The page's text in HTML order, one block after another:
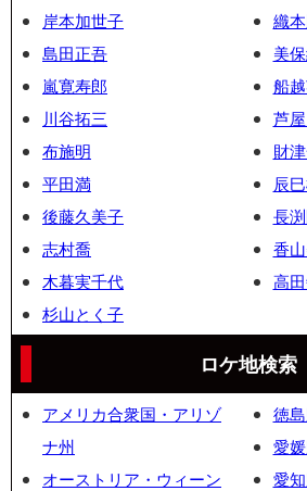
岸本加世子
島田正吾
嵐寛寿郎
川谷拓三
布施明
平田満
後藤久美子
志村喬
木暮実千代
杉山とく子
織
美
船
芦
財
辰
長
香
高
ロケ地検索
アメリカ合衆国・アリゾ
ナ州
オーストリア・ウィーン
徳
愛
愛